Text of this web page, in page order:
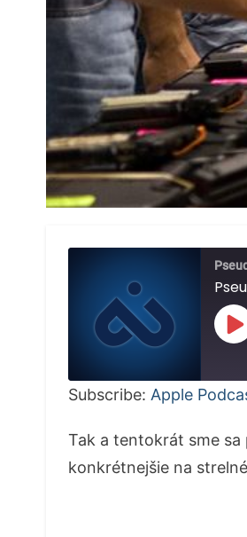
Subscribe: Apple
Tak a tentokrát sme
konkrétnejšie na